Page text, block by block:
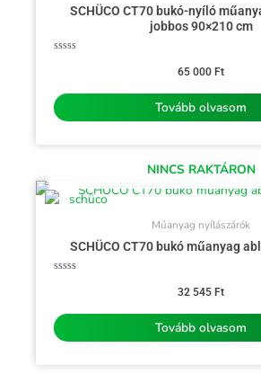
SCHÜCO CT70 bukó-nyíló
jobbos 90×210 cm
65 000 Ft
Tovább olvasom
NINCS RAKTÁRON
Műanyag nyílászárók
SCHÜCO CT70 bukó műanyag
32 545 Ft
Tovább olvasom